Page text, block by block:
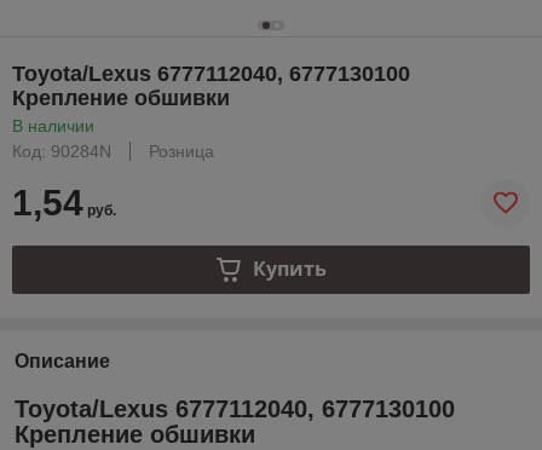
Toyota/Lexus 6777112040, 6777130100
Крепление обшивки
В наличии
Код: 90284N
Розница
1,54 руб.
Купить
Описание
Toyota/Lexus 6777112040, 6777130100
Крепление обшивки